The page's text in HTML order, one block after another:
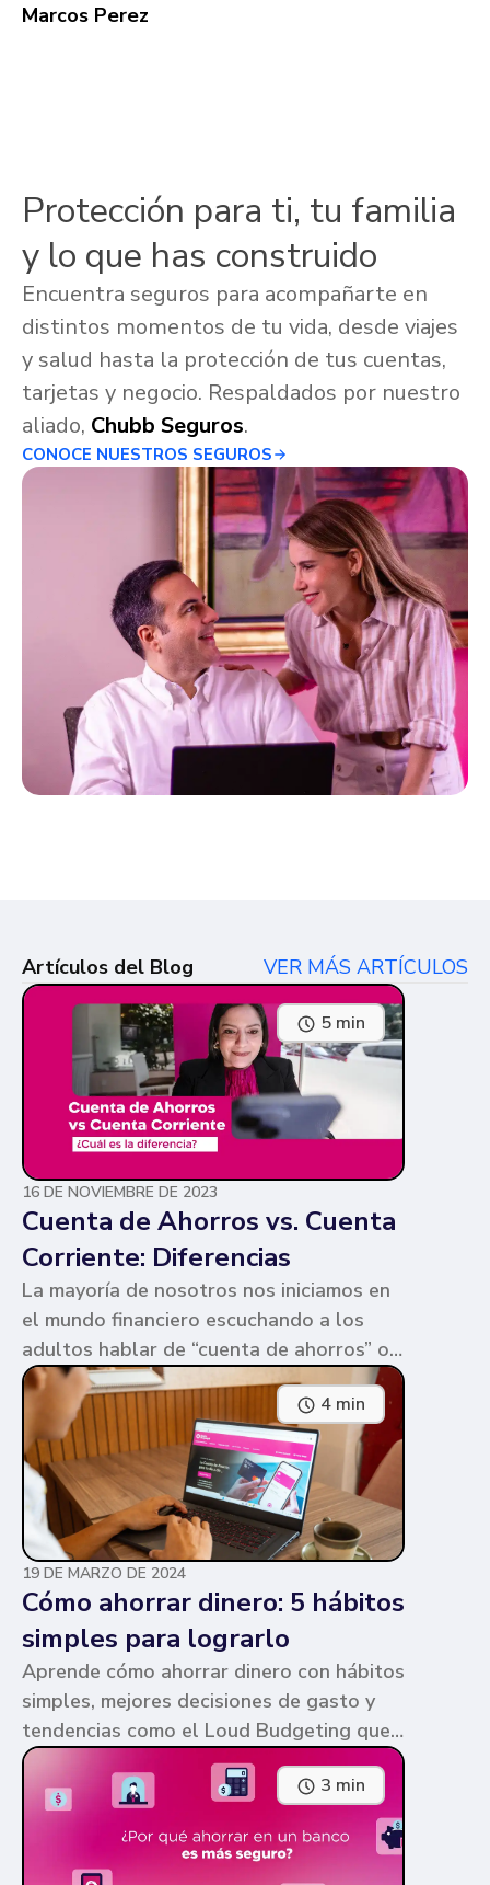
Marcos Perez
Protección para ti, tu familia
y lo que has construido
Encuentra seguros para acompañarte en
distintos momentos de tu vida, desde viajes
y salud hasta la protección de tus cuentas,
tarjetas y negocio. Respaldados por nuestro
aliado, Chubb Seguros.
CONOCE NUESTROS SEGUROS
Artículos del Blog VER MÁS ARTÍCULOS
5 min
16 DE NOVIEMBRE DE 2023
Cuenta de Ahorros vs. Cuenta
Corriente: Diferencias
La mayoría de nosotros nos iniciamos en
el mundo financiero escuchando a los
adultos hablar de “cuenta de ahorros” o
“cuenta corriente”. Ambas cuentas
parecen similares y puede ser confuso,
pero te contamos en qué consiste cada
una y sus diferencias.
4 min
19 DE MARZO DE 2024
Cómo ahorrar dinero: 5 hábitos
simples para lograrlo
Aprende cómo ahorrar dinero con hábitos
simples, mejores decisiones de gasto y
tendencias como el Loud Budgeting que
pueden ayudarte a cumplir tus metas.
3 min